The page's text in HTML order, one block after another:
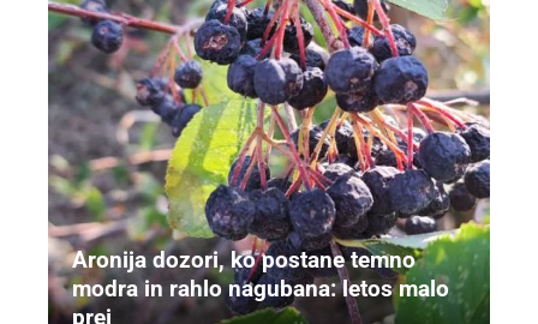
Aronija dozori, ko postane temno
modra in rahlo nagubana: letos malo
prej